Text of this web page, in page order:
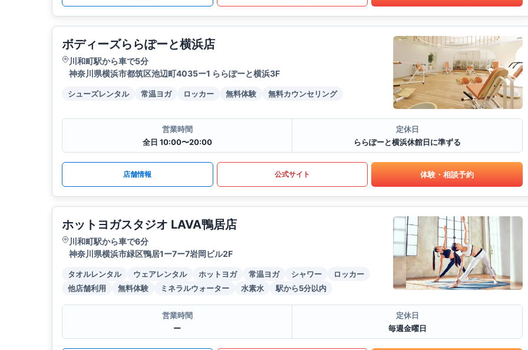
ボディーズららぽーと横浜店
川和町駅から車で5分
神奈川県横浜市都筑区池辺町4035ー1 ららぽーと横浜3F
シューズレンタル 常温ヨガ ロッカー 無料体験 無料カウンセリング
営業時間
全日 10:00〜20:00
定休日
ららぽーと横浜休館日に準ずる
店舗情報 公式サイト 体験・相談予約
ホットヨガスタジオ LAVA鴨居店
川和町駅から車で6分
神奈川県横浜市緑区鴨居1ー7ー7岩岡ビル2F
タオルレンタル ウェアレンタル ホットヨガ 常温ヨガ シャワー
ロッカー
他店舗利用
無料体験 ミネラルウォーター 水素水 駅から5分以内
営業時間
ー
定休日
毎週金曜日